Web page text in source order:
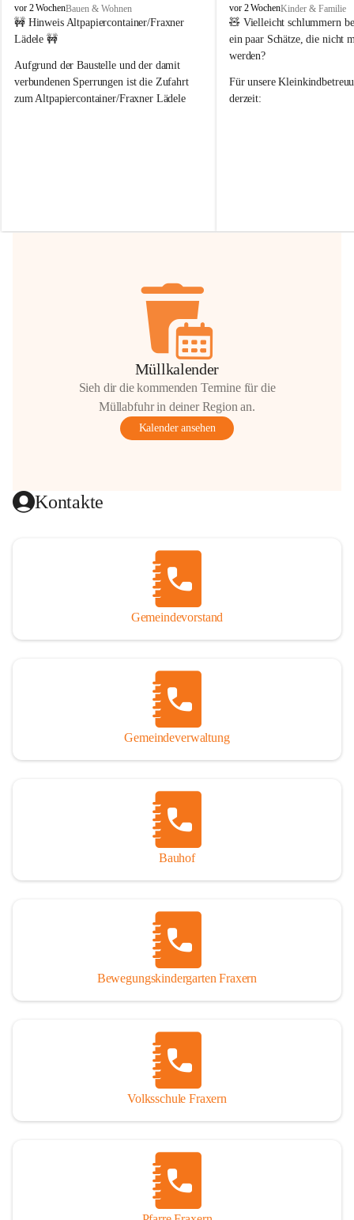
F
r
a
e
r
n
vor 2 WochenBauen & Wohnen
🚧 Hinweis Altpapiercontainer/Fraxner
Lädele 🚧
Aufgrund der Baustelle und der damit
verbundenen Sperrungen ist die Zufahrt
zum Altpapiercontainer/Fraxner Lädele
Hilfsbereitschaft!
F
r
a
x
r
n
vor 2 WochenKinder & Familie
🧸 Vielleicht schlummern
ein paar Schätze, die nicht
werden?
Für unsere
derzeit:
Müllkalender
Sieh dir die kommenden Termine für die
Müllabfuhr in deiner Region an.
Kalender ansehen
Kontakte
Gemeindevorstand
Gemeindeverwaltung
Bauhof
Bewegungskindergarten Fraxern
Volksschule Fraxern